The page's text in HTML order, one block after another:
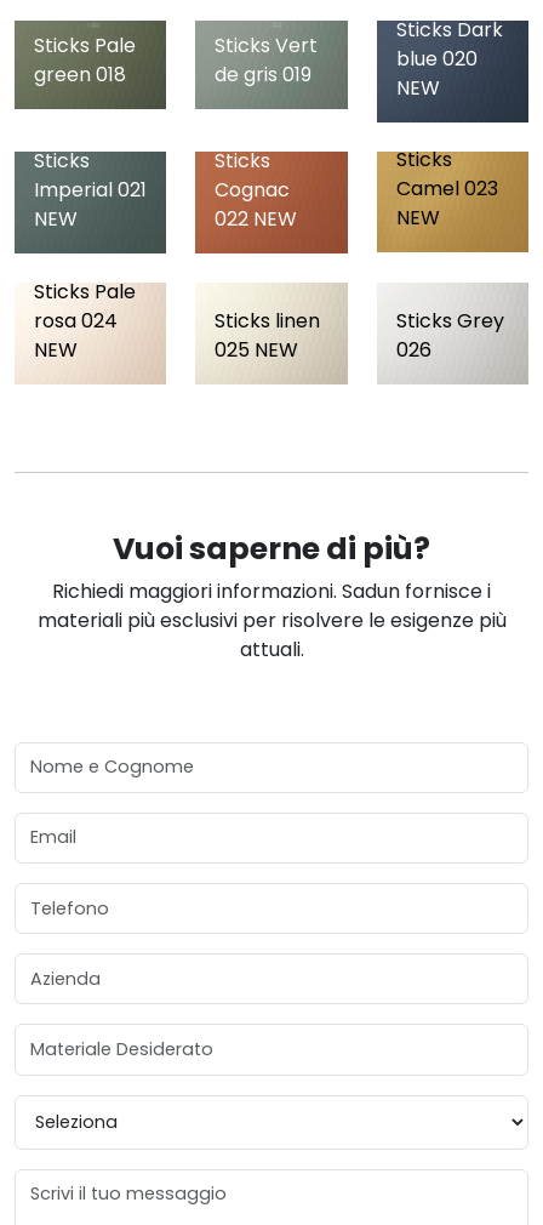
Sticks Pale
green 018
Sticks Vert
de gris 019
Sticks Dark
blue 020
NEW
Sticks
Imperial 021
NEW
Sticks
Cognac
022 NEW
Sticks
Camel 023
NEW
Sticks Pale
rosa 024
NEW
Sticks linen
025 NEW
Sticks Grey
026
Vuoi saperne di più?
Richiedi maggiori informazioni. Sadun fornisce i
materiali più esclusivi per risolvere le esigenze più
attuali.
Nome e Cognome
Email
Telefono
Azienda
Materiale Desiderato
Provincia
Messaggio